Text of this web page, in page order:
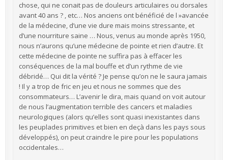
chose, qui ne conait pas de douleurs articulaires ou dorsales
avant 40 ans ? , etc… Nos anciens ont bénéficié de l »avancée
de la médecine, d’une vie dure mais moins stressante, et
d’une nourriture saine … Nous, venus au monde après 1950,
nous n’aurons qu’une médecine de pointe et rien d’autre. Et
cette médecine de pointe ne suffira pas à effacer les
conséquences de la mal bouffe et d’un rythme de vie
débridé… Qui dit la vérité ? Je pense qu’on ne le saura jamais
! Il y a trop de fric en jeu et nous ne sommes que des
consommateurs… L’avenir le dira, mais quand on voit autour
de nous l’augmentation terrible des cancers et maladies
neurologiques (alors qu’elles sont quasi inexistantes dans
les peuplades primitives et bien en deçà dans les pays sous
développés), on peut craindre le pire pour les populations
occidentales…